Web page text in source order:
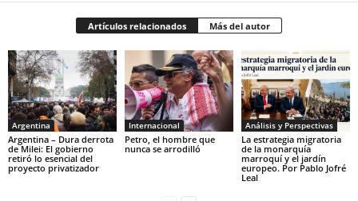
Artículos relacionados Más del autor
Argentina
Argentina – Dura derrota
de Milei: El gobierno
retiró lo esencial del
proyecto privatizador
Internacional
Petro, el hombre que
nunca se arrodilló
Análisis y Perspectivas
La estrategia migratoria
de la monarquía
marroquí y el jardín
europeo. Por Pablo Jofré
Leal